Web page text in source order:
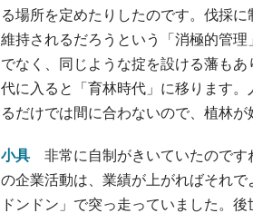
る場所を定めたりしたのです。伐採
維持されるだろうという「消極的管
でなく、同じような掟を設ける藩も
代に入ると「育林時代」に移ります
るだけでは間に合わないので、植林が
小具 非常に自制がきいていたのです
の企業活動は、業績が上がればそれ
ドンドン」で突っ走っていました。後